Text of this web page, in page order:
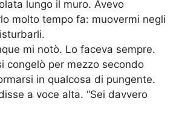
lungo il muro. Avevo
molto tempo fa: muovermi negli
mi notò. Lo faceva sempre.
congelò per mezzo secondo
in qualcosa di pungente.
a voce alta. “Sei davvero